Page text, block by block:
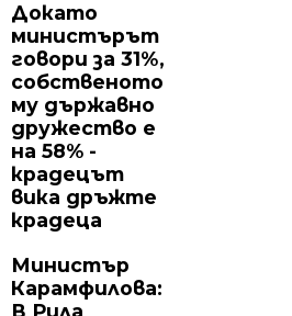
Докато
министърът
говори за 31%,
собственото
му държавно
дружество е
на 58% -
крадецът
вика дръжте
крадеца
Министър
Карамфилова:
В Рила